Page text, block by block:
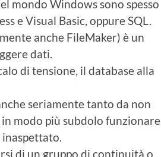
mondo Windows sono spesso
e Visual Basic, oppure SQL.
anche FileMaker) è un
dati.
di tensione, il database alla
seriamente tanto da non
modo più subdolo funzionare
di un gruppo di continuità o